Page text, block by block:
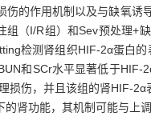
的作用机制以及与缺氧诱
（I/R组）和Sev预处理+
检测肾组织HIF-2α蛋白的
和SCr水平显著低于
损伤，并且该组的肾HIF-
肾功能，其机制可能与上